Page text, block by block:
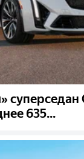
635...